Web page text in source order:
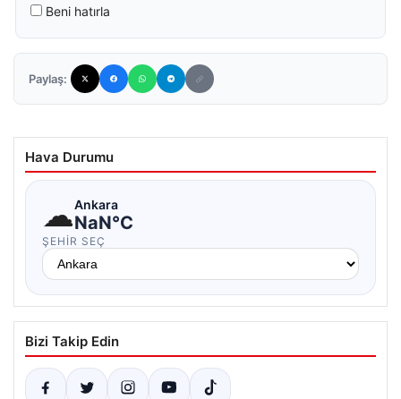
Beni hatırla
Paylaş:
Hava Durumu
☁Ankara
NaN°C
ŞEHIR SEÇ
Bizi Takip Edin